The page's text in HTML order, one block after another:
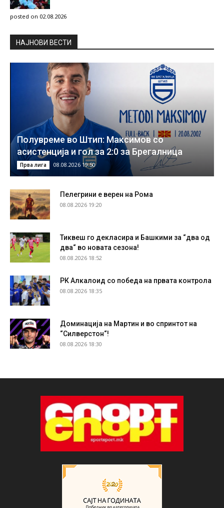
posted on 02.08.2026
НAЈНОВИ ВЕСТИ
Полувреме во Штип: Максимов со
асистенција и гол за 2:0 за Брегалница
Прва лига 08.08.2026 19:50
Пелегрини е верен на Рома
08.08.2026 19:20
Тиквеш го декласира и Башкими за “два од
два“ во новата сезона!
08.08.2026 18:52
РК Алкалоид со победа на првата контрола
08.08.2026 18:35
Доминација на Мартин и во спринтот на
“Силверстон“!
08.08.2026 18:30